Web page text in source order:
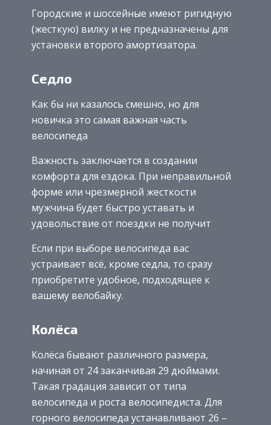
Городские и шоссейные имеют ригидную
(жесткую) вилку и не предназначены для
установки второго амортизатора.
Седло
Как бы ни казалось смешно, но для
новичка это самая важная часть
велосипеда
Важность заключается в создании
комфорта для ездока. При неправильной
форме или чрезмерной жесткости
мужчина будет быстро уставать и
удовольствие от поездки не получит
Если при выборе велосипеда вас
устраивает всё, кроме седла, то сразу
приобретите удобное, подходящее к
вашему велобайку.
Колёса
Колёса бывают различного размера,
начиная от 24 заканчивая 29 дюймами.
Такая градация зависит от типа
велосипеда и роста велосипедиста. Для
горного велосипеда устанавливают 26 –